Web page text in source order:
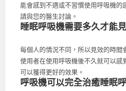
能會感到不適或不習慣使用呼吸機的
請與您的醫生討論。
睡眠呼吸機需要多久才能
每個人的情況不同，所以見效的時間
使用者在使用呼吸機後不久就可以感
可以獲得更好的效果。
呼吸機可以完全治癒睡眠